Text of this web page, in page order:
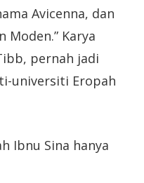
Avicenna, dan
Moden.” Karya
pernah jadi
universiti Eropah
Ibnu Sina hanya